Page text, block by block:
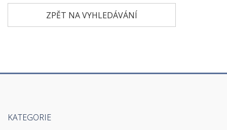
ZPĚT NA VYHLEDÁVÁNÍ
KATEGORIE